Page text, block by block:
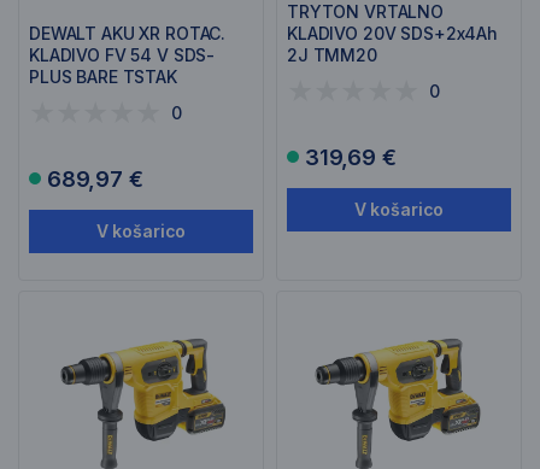
DEWALT AKU XR ROTAC.
KLADIVO FV 54 V SDS-
PLUS BARE TSTAK
0
689,97 €
V košarico
TRYTON VRTALNO
KLADIVO 20V SDS+2x4Ah
2J TMM20
0
319,69 €
V košarico